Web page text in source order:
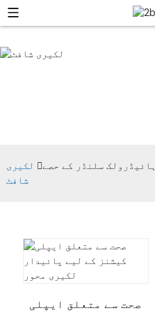
ہائیڈرولک سلنڈر کے حصے
لکیری
شافٹ
صحت سے متعلق ایپلی